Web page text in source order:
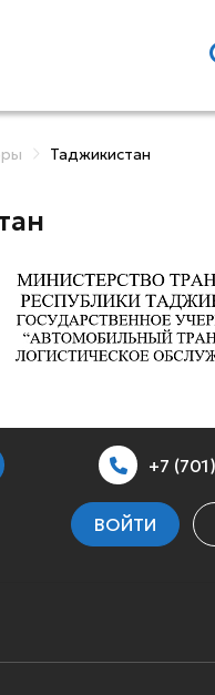
Таджикистан
+7
ВОЙТИ